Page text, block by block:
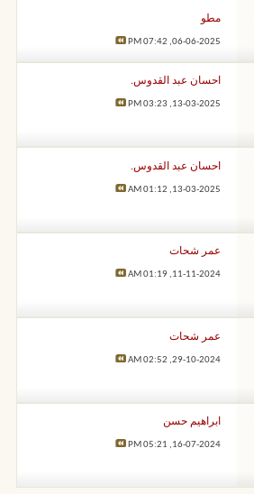
مطو
06-06-2025,
07:42 PM
احسان عبد القدوس.
13-03-2025,
03:23 PM
احسان عبد القدوس.
13-03-2025,
01:12 AM
عمر شحات
11-11-2024,
01:19 AM
عمر شحات
29-10-2024,
02:52 AM
ابراهيم حسن
16-07-2024,
05:21 PM